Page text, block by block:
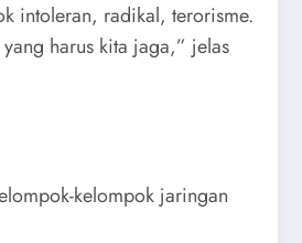
intoleran, radikal, terorisme.
harus kita jaga,” jelas
kelompok jaringan